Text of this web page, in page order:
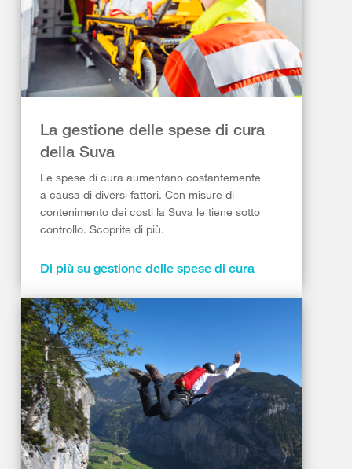
La gestione delle spese di cura
della Suva
Le spese di cura aumentano costantemente
a causa di diversi fattori. Con misure di
contenimento dei costi la Suva le tiene sotto
controllo. Scoprite di più.
Di più su gestione delle spese di cura